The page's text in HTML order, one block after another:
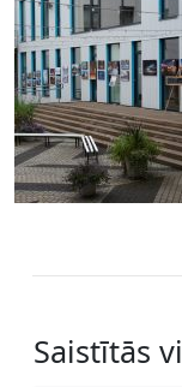
Saistītās